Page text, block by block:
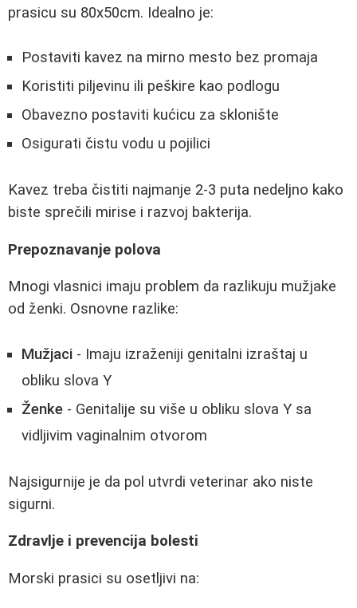
prasicu su 80x50cm. Idealno je:
Postaviti kavez na mirno mesto bez promaja
Koristiti piljevinu ili peškire kao podlogu
Obavezno postaviti kućicu za sklonište
Osigurati čistu vodu u pojilici
Kavez treba čistiti najmanje 2-3 puta nedeljno kako
biste sprečili mirise i razvoj bakterija.
Prepoznavanje polova
Mnogi vlasnici imaju problem da razlikuju mužjake
od ženki. Osnovne razlike:
Mužjaci - Imaju izraženiji genitalni izraštaj u
obliku slova Y
Ženke - Genitalije su više u obliku slova Y sa
vidljivim vaginalnim otvorom
Najsigurnije je da pol utvrdi veterinar ako niste
sigurni.
Zdravlje i prevencija bolesti
Morski prasici su osetljivi na: